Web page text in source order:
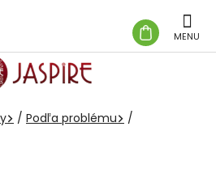
KOŠÍK
/ Podľa problému
/